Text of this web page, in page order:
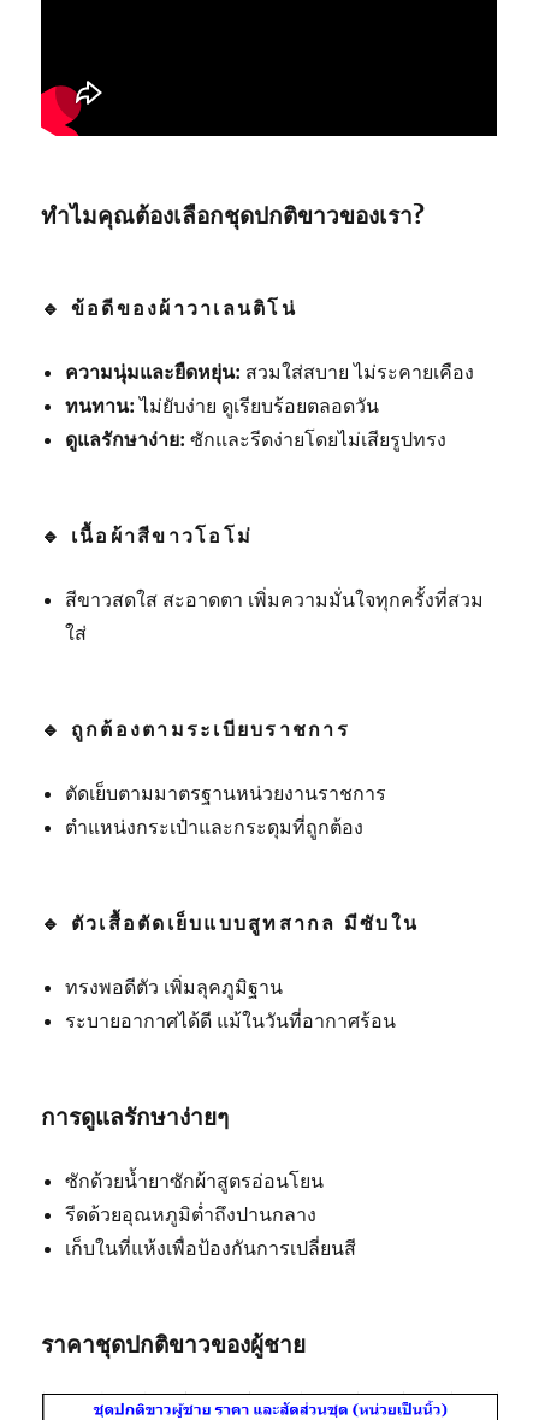
ทำไมคุณต้องเลือกชุดปกติขาวของเรา?
🔹 ข้อดีของผ้าวาเลนติโน่
ความนุ่มและยืดหยุ่น: สวมใส่สบาย ไม่ระคายเคือง
ทนทาน: ไม่ยับง่าย ดูเรียบร้อยตลอดวัน
ดูแลรักษาง่าย: ซักและรีดง่ายโดยไม่เสียรูปทรง
🔹 เนื้อผ้าสีขาวโอโม่
สีขาวสดใส สะอาดตา เพิ่มความมั่นใจทุกครั้งที่สวม
ใส่
🔹 ถูกต้องตามระเบียบราชการ
ตัดเย็บตามมาตรฐานหน่วยงานราชการ
ตำแหน่งกระเป๋าและกระดุมที่ถูกต้อง
🔹 ตัวเสื้อตัดเย็บแบบสูทสากล มีซับใน
ทรงพอดีตัว เพิ่มลุคภูมิฐาน
ระบายอากาศได้ดี แม้ในวันที่อากาศร้อน
การดูแลรักษาง่ายๆ
ซักด้วยน้ำยาซักผ้าสูตรอ่อนโยน
รีดด้วยอุณหภูมิต่ำถึงปานกลาง
เก็บในที่แห้งเพื่อป้องกันการเปลี่ยนสี
ราคาชุดปกติขาวของผู้ชาย